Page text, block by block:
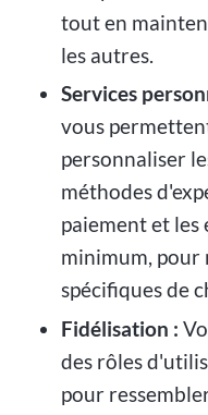
tout en
les autres.
Services
vous
personnaliser
méthodes
paiement et les
minimum, pour
spécifiques de
Fidélisation :
des rôles
pour